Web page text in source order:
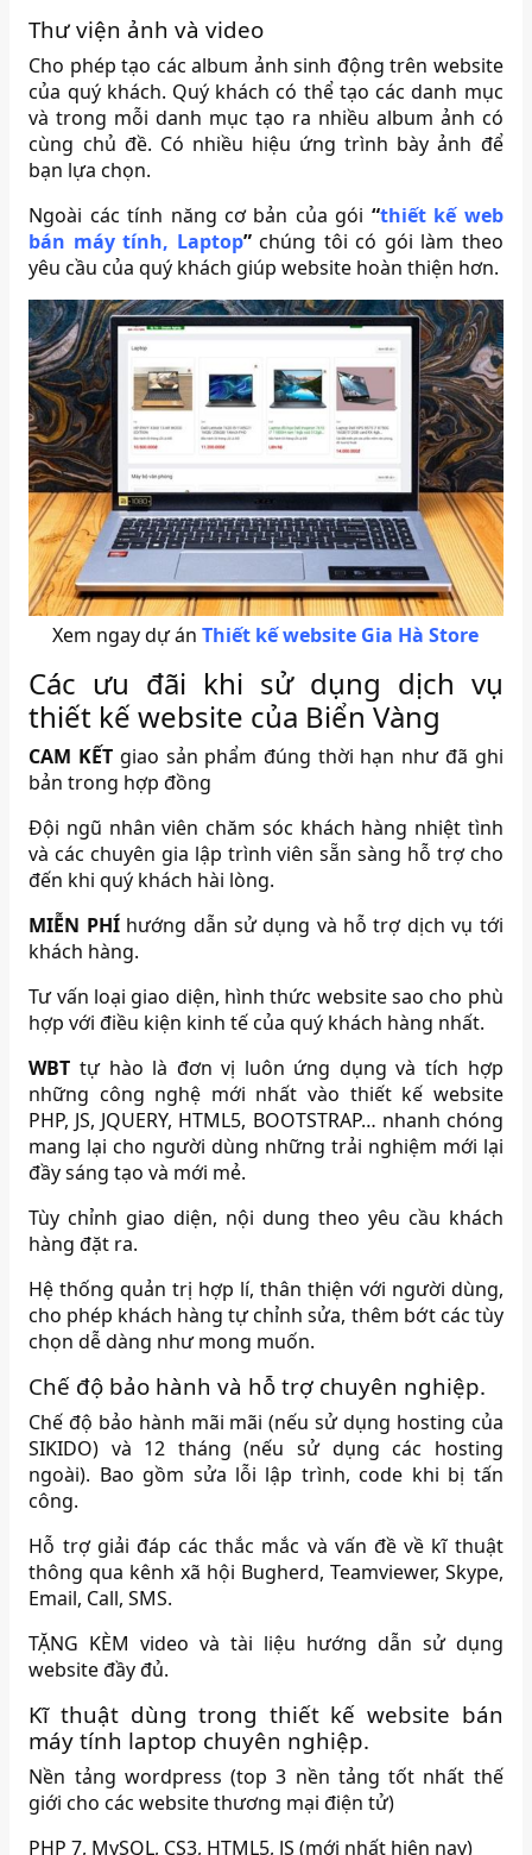
Thư viện ảnh và video
Cho phép tạo các album ảnh sinh động trên website
của quý khách. Quý khách có thể tạo các danh mục
và trong mỗi danh mục tạo ra nhiều album ảnh có
cùng chủ đề. Có nhiều hiệu ứng trình bày ảnh để
bạn lựa chọn.
Ngoài các tính năng cơ bản của gói “thiết kế web
bán máy tính, Laptop”chúng tôi có gói làm theo
yêu cầu của quý khách giúp website hoàn thiện hơn.
Xem ngay dự ánThiết kế website Gia Hà Store
Các ưu đãi khi sử dụng dịch vụ
thiết kế website của Biển Vàng
CAM KẾT giao sản phẩm đúng thời hạn như đã ghi
bản trong hợp đồng
Đội ngũ nhân viên chăm sóc khách hàng nhiệt tình
và các chuyên gia lập trình viên sẵn sàng hỗ trợ cho
đến khi quý khách hài lòng.
MIỄN PHÍhướng dẫn sử dụng và hỗ trợ dịch vụ tới
khách hàng.
Tư vấn loại giao diện, hình thức website sao cho phù
hợp với điều kiện kinh tế của quý khách hàng nhất.
WBT tự hào là đơn vị luôn ứng dụng và tích hợp
những công nghệ mới nhất vào thiết kế website
PHP, JS, JQUERY, HTML5, BOOTSTRAP… nhanh chóng
mang lại cho người dùng những trải nghiệm mới lại
đầy sáng tạo và mới mẻ.
Tùy chỉnh giao diện, nội dung theo yêu cầu khách
hàng đặt ra.
Hệ thống quản trị hợp lí, thân thiện với người dùng,
cho phép khách hàng tự chỉnh sửa, thêm bớt các tùy
chọn dễ dàng như mong muốn.
Chế độ bảo hành và hỗ trợ chuyên nghiệp.
Chế độ bảo hành mãi mãi (nếu sử dụng hosting của
SIKIDO) và 12 tháng (nếu sử dụng các hosting
ngoài). Bao gồm sửa lỗi lập trình, code khi bị tấn
công.
Hỗ trợ giải đáp các thắc mắc và vấn đề về kĩ thuật
thông qua kênh xã hội Bugherd, Teamviewer, Skype,
Email, Call, SMS.
TẶNG KÈM video và tài liệu hướng dẫn sử dụng
website đầy đủ.
Kĩ thuật dùng trong thiết kế website bán
máy tính laptop chuyên nghiệp.
Nền tảng wordpress (top 3 nền tảng tốt nhất thế
giới cho các website thương mại điện tử)
PHP 7, MySQL, CS3, HTML5, JS (mới nhất hiện nay)